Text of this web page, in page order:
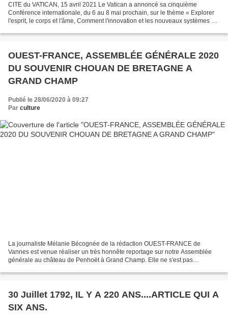
CITE du VATICAN, 15 avril 2021 Le Vatican a annoncé sa cinquième
Conférence internationale, du 6 au 8 mai prochain, sur le thème « Explorer
l'esprit, le corps et l'âme, Comment l'innovation et les nouveaux systèmes de
OUEST-FRANCE, ASSEMBLÉE GÉNÉRALE 2020
DU SOUVENIR CHOUAN DE BRETAGNE A
GRAND CHAMP
Publié le 28/06/2020 à 09:27
Par culture
La journaliste Mélanie Bécognée de la rédaction OUEST-FRANCE de
Vannes est venue réaliser un très honnête reportage sur notre Assemblée
générale au château de Penhoët à Grand Champ. Elle ne s'est pas
30 Juillet 1792, IL Y A 220 ANS....ARTICLE QUI A
SIX ANS.